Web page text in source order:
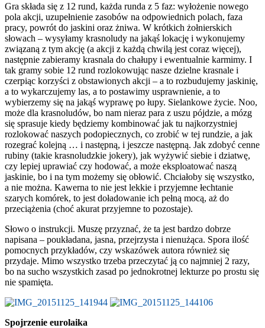
Gra składa się z 12 rund, każda runda z 5 faz: wyłożenie nowego
pola akcji, uzupełnienie zasobów na odpowiednich polach, faza
pracy, powrót do jaskini oraz żniwa. W krótkich żołnierskich
słowach – wysyłamy krasnoludy na jakąś lokację i wykonujemy
związaną z tym akcję (a akcji z każdą chwilą jest coraz więcej),
następnie zabieramy krasnala do chałupy i ewentualnie karmimy. I
tak gramy sobie 12 rund rozlokowując nasze dzielne krasnale i
czerpiąc korzyści z obstawionych akcji – a to rozbudujemy jaskinię,
a to wykarczujemy las, a to postawimy usprawnienie, a to
wybierzemy się na jakąś wyprawę po łupy. Sielankowe życie. Noo,
może dla krasnoludów, bo nam nieraz para z uszu pójdzie, a mózg
się sprasuje kiedy będziemy kombinować jak tu najkorzystniej
rozlokować naszych podopiecznych, co zrobić w tej rundzie, a jak
rozegrać kolejną … i następną, i jeszcze następną. Jak zdobyć cenne
rubiny (takie krasnoludzkie jokery), jak wyżywić siebie i dziatwę,
czy lepiej uprawiać czy hodować, a może eksploatować naszą
jaskinie, bo i na tym możemy się obłowić. Chciałoby się wszystko,
a nie można. Kawerna to nie jest lekkie i przyjemne łechtanie
szarych komórek, to jest doładowanie ich pełną mocą, aż do
przeciążenia (choć akurat przyjemne to pozostaje).
Słowo o instrukcji. Muszę przyznać, że ta jest bardzo dobrze
napisana – poukładana, jasna, przejrzysta i nienużąca. Spora ilość
pomocnych przykładów, czy wskazówek autora również się
przydaje. Mimo wszystko trzeba przeczytać ją co najmniej 2 razy,
bo na sucho wszystkich zasad po jednokrotnej lekturze po prostu się
nie spamięta.
Spojrzenie eurolaika